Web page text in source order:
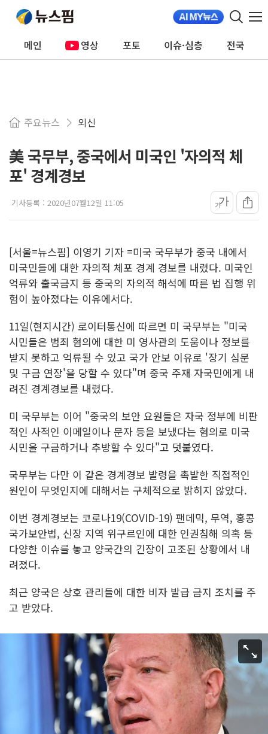
메인 영상 포토 이슈·심층 전국
주요뉴스 외신
美 국무부, 중국에서 미국인 '자의적 체
포' 경계경보
기사등록 : 2020년07월12일 11:05 가가
[서울=뉴스핌] 이영기 기자 =미국 국무부가 중국 내에서
미국민들에 대한 자의적 체포 경계 경보를 내렸다. 미국인
억류와 출국금지 등 중국의 자의적 해석에 따른 법 집행 위
험이 높아졌다는 이유에서다.
11일(현지시간) 로이터통신에 따르면 미 국무부는 "미국
시민들은 범죄 혐의에 대한 미 영사관의 도움이나 정보를
받지 못하고 억류될 수 있고 국가 안보 이유로 '장기 심문
및 구금 연장'을 당할 수 있다"며 중국 주재 자국민에게 내
려진 경계경보를 내렸다.
미 국무부는 이어 "중국의 보안 요원들은 자국 정부에 비판
적인 사적인 이메일이나 문자 등을 보냈다는 혐의로 미국
시민을 구금하거나 추방할 수 있다"고 덧붙였다.
국무부는 다만 이 같은 경계경보 발령을 촉발한 직접적인
원인이 무엇인지에 대해서는 구체적으로 밝히지 않았다.
이번 경계경보는 코로나19(COVID-19) 팬데믹, 무역, 홍콩
국가보안법, 신장 지역 위구르인에 대한 인권침해 의혹 등
다양한 이슈를 놓고 양국간의 긴장이 고조된 상황에서 내
려졌다.
최근 양국은 상호 관리들에 대한 비자 발급 금지 조치를 주
고 받았다.